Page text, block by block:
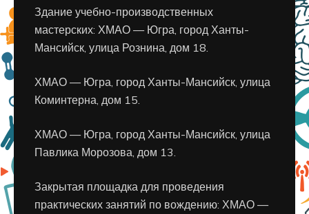
Здание учебно-производственных
мастерских: ХМАО — Югра, город Ханты-
Мансийск, улица Рознина, дом 18.
ХМАО — Югра, город Ханты-Мансийск, улица
Коминтерна, дом 15.
ХМАО — Югра, город Ханты-Мансийск, улица
Павлика Морозова, дом 13.
Закрытая площадка для проведения
практических занятий по вождению: ХМАО —